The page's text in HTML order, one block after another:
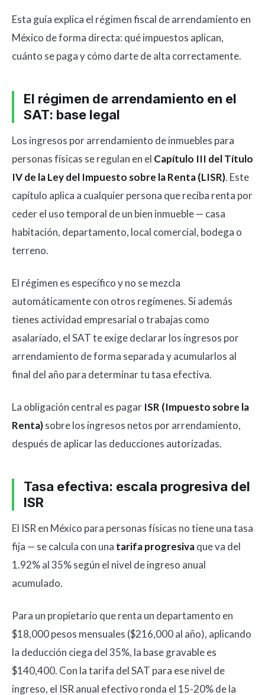
Esta guía explica el régimen fiscal de arrendamiento en
México de forma directa: qué impuestos aplican,
cuánto se paga y cómo darte de alta correctamente.
El régimen de arrendamiento en el
SAT: base legal
Los ingresos por arrendamiento de inmuebles para
personas físicas se regulan en el Capítulo III del Título
IV de la Ley del Impuesto sobre la Renta (LISR). Este
capítulo aplica a cualquier persona que reciba renta por
ceder el uso temporal de un bien inmueble — casa
habitación, departamento, local comercial, bodega o
terreno.
El régimen es específico y no se mezcla
automáticamente con otros regímenes. Si además
tienes actividad empresarial o trabajas como
asalariado, el SAT te exige declarar los ingresos por
arrendamiento de forma separada y acumularlos al
final del año para determinar tu tasa efectiva.
La obligación central es pagar ISR (Impuesto sobre la
Renta)sobre los ingresos netos por arrendamiento,
después de aplicar las deducciones autorizadas.
Tasa efectiva: escala progresiva del
ISR
El ISR en México para personas físicas no tiene una tasa
fija — se calcula con una tarifa progresivaque va del
1.92% al 35% según el nivel de ingreso anual
acumulado.
Para un propietario que renta un departamento en
$18,000 pesos mensuales ($216,000 al año), aplicando
la deducción ciega del 35%, la base gravable es
$140,400. Con la tarifa del SAT para ese nivel de
ingreso, el ISR anual efectivo ronda el 15-20% de la